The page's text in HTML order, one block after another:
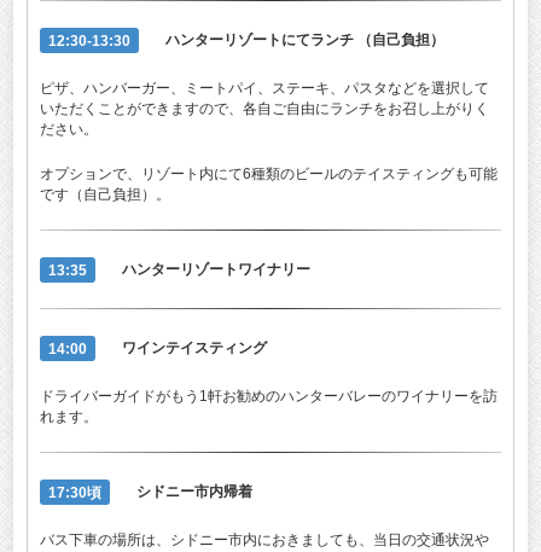
12:30-13:30 ハンターリゾートにてランチ （自己負担）
ピザ、ハンバーガー、ミートパイ、ステーキ、パスタなどを選択して
いただくことができますので、各自ご自由にランチをお召し上がりく
ださい。
オプションで、リゾート内にて6種類のビールのテイスティングも可能
です（自己負担）。
13:35 ハンターリゾートワイナリー
14:00 ワインテイスティング
ドライバーガイドがもう1軒お勧めのハンターバレーのワイナリーを訪
れます。
17:30頃 シドニー市内帰着
バス下車の場所は、シドニー市内におきましても、当日の交通状況や